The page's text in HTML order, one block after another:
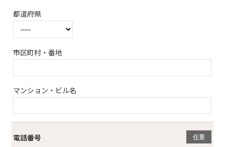
都道府県
市区町村・番地
マンション・ビル名
電話番号 任意